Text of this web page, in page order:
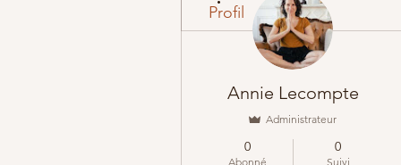
Annie Lecompte
Administrateur
0
Abonné
0
Suivi
Profil